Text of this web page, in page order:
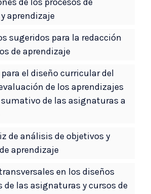
aprendizaje
sugeridos para la redacción
de aprendizaje
para el diseño curricular del
de los aprendizajes
de las asignaturas a
de análisis de objetivos y
aprendizaje
en los diseños
de las asignaturas y cursos de